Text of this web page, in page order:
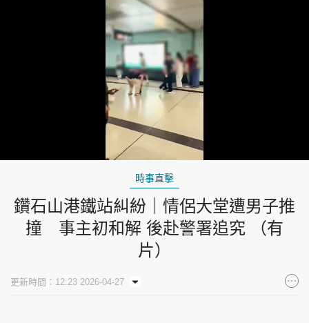
27.74%
時事直擊
鑽石山港鐵站糾紛｜情侶大堂遭男子推
撞 事主初和解 後赴警署追究 （有
片）
更新時間：12:23 2026-04-27